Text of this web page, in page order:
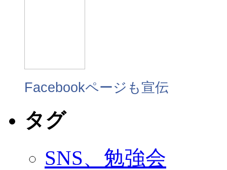
Facebookページも宣伝
タグ
SNS、勉強会